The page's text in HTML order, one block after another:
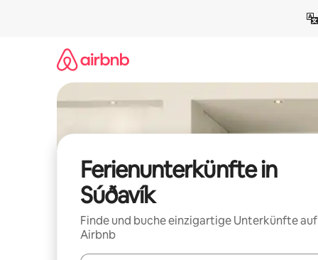
Ferienunterkünfte in
Súðavík
Finde und buche einzigartige Unterkünfte auf
Airbnb